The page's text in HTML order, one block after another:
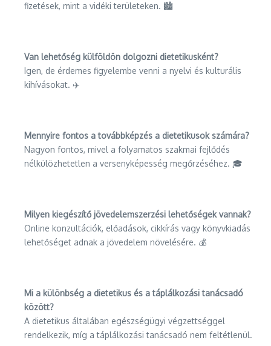
fizetések, mint a vidéki területeken. 🏙️
Van lehetőség külföldön dolgozni dietetikusként?
Igen, de érdemes figyelembe venni a nyelvi és kulturális
kihívásokat. ✈️
Mennyire fontos a továbbképzés a dietetikusok számára?
Nagyon fontos, mivel a folyamatos szakmai fejlődés
nélkülözhetetlen a versenyképesség megőrzéséhez. 🎓
Milyen kiegészítő jövedelemszerzési lehetőségek vannak?
Online konzultációk, előadások, cikkírás vagy könyvkiadás
lehetőséget adnak a jövedelem növelésére. 💰
Mi a különbség a dietetikus és a táplálkozási tanácsadó
között?
A dietetikus általában egészségügyi végzettséggel
rendelkezik, míg a táplálkozási tanácsadó nem feltétlenül.